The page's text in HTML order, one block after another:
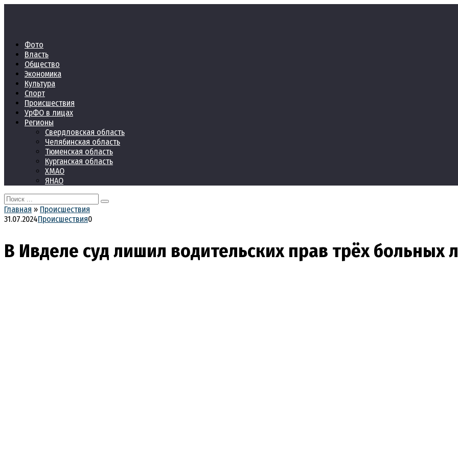
Фото
Власть
Общество
Экономика
Культура
Спорт
Происшествия
УрФО в лицах
Регионы
Свердловская область
Челябинская область
Тюменская область
Курганская область
ХМАО
ЯНАО
Search
for:
Главная » Происшествия
31.07.2024Происшествия0
В Ивделе суд лишил водительских прав трёх больных